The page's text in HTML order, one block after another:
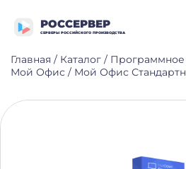
РОССЕРВЕР
СЕРВЕРЫ РОССИЙСКОГО ПРОИЗВОДСТВА
Главная / Каталог / Программное
Мой Офис / Мой Офис